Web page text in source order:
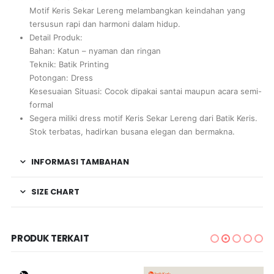
Motif Keris Sekar Lereng melambangkan keindahan yang
tersusun rapi dan harmoni dalam hidup.
Detail Produk:
Bahan: Katun – nyaman dan ringan
Teknik: Batik Printing
Potongan: Dress
Kesesuaian Situasi: Cocok dipakai santai maupun acara semi-
formal
Segera miliki dress motif Keris Sekar Lereng dari Batik Keris.
Stok terbatas, hadirkan busana elegan dan bermakna.
INFORMASI TAMBAHAN
SIZE CHART
PRODUK TERKAIT